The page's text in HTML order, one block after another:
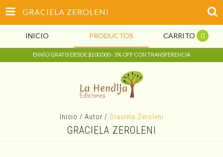
GRACIELA ZEROLENI
INICIO PRODUCTOS CARRITO 0
ENVÍO GRATIS DESDE $100.000 - 5% OFF CON TRANSFERENCIA
Inicio / Autor / Graciela Zeroleni
GRACIELA ZEROLENI